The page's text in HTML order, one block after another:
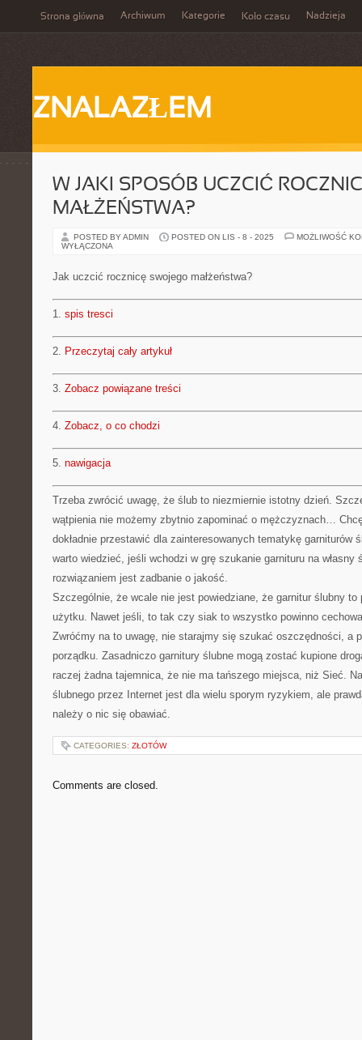
Strona główna Archiwum Kategorie Koło czasu Nadzieja
ZNALAZŁEM
W JAKI SPOSÓB UCZCIĆ
MAŁŻEŃSTWA?
POSTED BY ADMIN POSTED ON LIS - 8 - 2025
MOŻLIWOŚĆ
WYŁĄCZONA
Jak uczcić rocznicę swojego małżeństwa?
1. spis tresci
2. Przeczytaj cały artykuł
3. Zobacz powiązane treści
4. Zobacz, o co chodzi
5. nawigacja
Trzeba zwrócić uwagę, że ślub to niezmiernie istotny dzień.
wątpienia nie możemy zbytnio zapominać o mężczyznach…
dokładnie przestawić dla zainteresowanych tematykę garniturów
warto wiedzieć, jeśli wchodzi w grę szukanie garnituru na własny
rozwiązaniem jest zadbanie o jakość.
Szczególnie, że wcale nie jest powiedziane, że garnitur ślubny to
użytku. Nawet jeśli, to tak czy siak to wszystko powinno
Zwróćmy na to uwagę, nie starajmy się szukać oszczędności, a
porządku. Zasadniczo garnitury ślubne mogą zostać kupione
raczej żadna tajemnica, że nie ma tańszego miejsca, niż Sieć.
ślubnego przez Internet jest dla wielu sporym ryzykiem, ale
należy o nic się obawiać.
CATEGORIES: ZŁOTÓW
Comments are closed.